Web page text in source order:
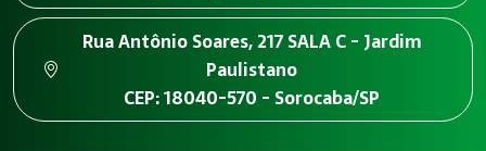
Rua Antônio Soares, 217 SALA C - Jardim
Paulistano
CEP: 18040-570 - Sorocaba/SP